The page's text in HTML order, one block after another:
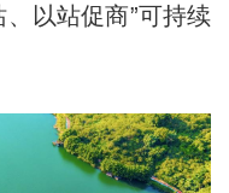
以站促商”可持续